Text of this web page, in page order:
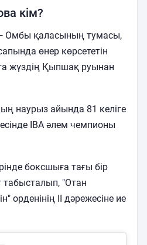
кім?
Омбы қаласының тумасы,
өнер көрсететін
жүздің Қыпшақ руынан
наурыз айында 81 келіге
IBA әлем чемпионы
боксшыға тағы бір
табысталып, "Отан
орденінің II дәрежесіне ие